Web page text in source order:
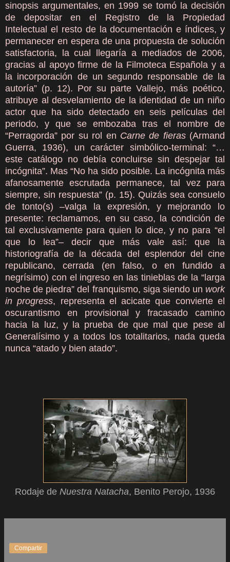
sinopsis argumentales, en 1999 se tomó la decisión
de depositar en el Registro de la Propiedad
Intelectual el resto de la documentación e índices, y
permanecer en espera de una propuesta de solución
satisfactoria, la cual llegaría a mediados de 2006,
gracias al apoyo firme de la Filmoteca Española y a
la incorporación de un segundo responsable de la
autoría” (p. 12). Por su parte Vallejo, más poético,
atribuye al desvelamiento de la identidad de un niño
actor que ha sido detectado en seis películas del
periodo, y que se embozaba tras el nombre de
“Perragorda” por su rol en Carne de fieras(Armand
Guerra, 1936), un carácter simbólico-terminal: “…
este catálogo no debía concluirse sin despejar tal
incógnita”. Mas “No ha sido posible. La incógnita más
afanosamente escrutada permanece, tal vez para
siempre, sin respuesta” (p. 15). Quizás sea consuelo
de tonto(s) –valga la expresión, y mejorando lo
presente: reclamamos, en su caso, la condición de
tal exclusivamente para quien lo dice, y no para “el
que lo lea”– decir que más vale así: que la
historiografía de la década del esplendor del cine
republicano, cerrada (en falso, o en fundido a
negrísimo) con el ingreso en las tinieblas de la “larga
noche de piedra” del franquismo, siga siendo un work
in progress, representa el acicate que convierte el
oscurantismo en provisional y fracasado camino
hacia la luz, y la prueba de que mal que pese al
Generalísimo y a todos los totalitarios, nada queda
nunca “atado y bien atado”.
Rodaje de Nuestra Natacha, Benito Perojo, 1936
Compartir